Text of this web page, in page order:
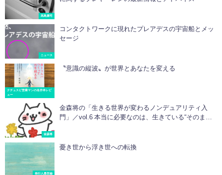
高島康司
ニュース
コンタクトワークに現れたプレアデスの宇宙船とメッ
セージ
ナチュスピ営業マンの名作本レビ
ュー
〝意識の縦波〟が世界とあなたを変える
金森将
金森将の「生きる世界が変わるノンデュアリティ入
門」／vol.6 本当に必要なのは、生きている“そのまま
発行人愚言録
憂き世から浮き世への転換